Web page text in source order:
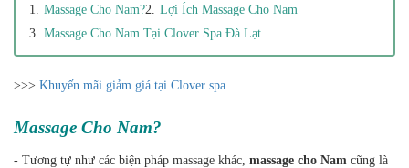
Massage Cho Nam?
Lợi Ích Massage Cho Nam
Massage Cho Nam Tại Clover Spa Đà Lạt
>>> Khuyến mãi giảm giá tại Clover spa
Massage Cho Nam?
- Tương tự như các biện pháp massage khác, massage cho Nam cũng là